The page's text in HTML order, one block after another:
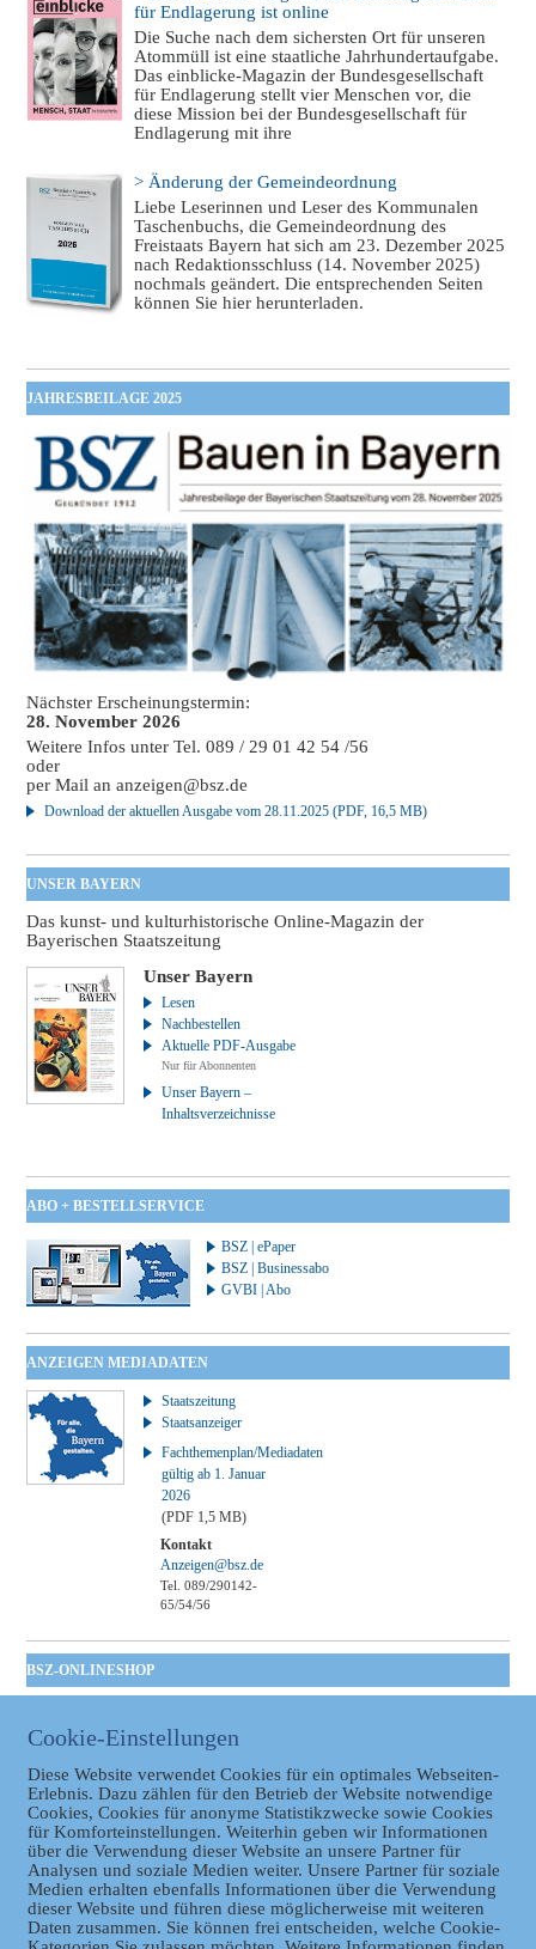
für Endlagerung ist online
Die Suche nach dem sichersten Ort für unseren
Atommüll ist eine staatliche Jahrhundertaufgabe.
Das einblicke-Magazin der Bundesgesellschaft
für Endlagerung stellt vier Menschen vor, die
diese Mission bei der Bundesgesellschaft für
Endlagerung mit ihre
> Änderung der Gemeindeordnung
Liebe Leserinnen und Leser des Kommunalen
Taschenbuchs, die Gemeindeordnung des
Freistaats Bayern hat sich am 23. Dezember 2025
nach Redaktionsschluss (14. November 2025)
nochmals geändert. Die entsprechenden Seiten
können Sie hier herunterladen.
JAHRESBEILAGE 2025
Nächster Erscheinungstermin:
28. November 2026
Weitere Infos unter Tel. 089 / 29 01 42 54 /56
oder
per Mail ananzeigen@bsz.de
Download der aktuellen Ausgabe vom 28.11.2025 (PDF, 16,5 MB)
UNSER BAYERN
Das kunst- und kulturhistorische Online-Magazin der
Bayerischen Staatszeitung
Unser Bayern
Lesen
Nachbestellen
Aktuelle PDF-Ausgabe
Nur für Abonnenten
Unser Bayern –
Inhaltsverzeichnisse
ABO + BESTELLSERVICE
BSZ | ePaper
BSZ | Businessabo
GVBI | Abo
ANZEIGEN MEDIADATEN
Staatszeitung
Staatsanzeiger
Fachthemenplan/Mediadaten
gültig ab 1. Januar
2026
(PDF 1,5 MB)
Kontakt
Anzeigen@bsz.de
Tel. 089/290142-
65/54/56
BSZ-ONLINESHOP
Taschenbuch
GVBl | Einbanddecke
Datenschutz
Cookie-Einstellungen
Diese Website verwendet Cookies für ein optimales Webseiten-
Erlebnis. Dazu zählen für den Betrieb der Website notwendige
Cookies, Cookies für anonyme Statistikzwecke sowie Cookies
für Komforteinstellungen. Weiterhin geben wir Informationen
über die Verwendung dieser Website an unsere Partner für
Analysen und soziale Medien weiter. Unsere Partner für soziale
Medien erhalten ebenfalls Informationen über die Verwendung
dieser Website und führen diese möglicherweise mit weiteren
Daten zusammen. Sie können frei entscheiden, welche Cookie-